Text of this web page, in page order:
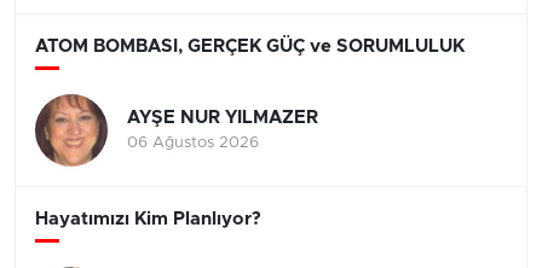
ATOM BOMBASI, GERÇEK GÜÇ ve SORUMLULUK
AYŞE NUR YILMAZER
06 Ağustos 2026
Hayatımızı Kim Planlıyor?